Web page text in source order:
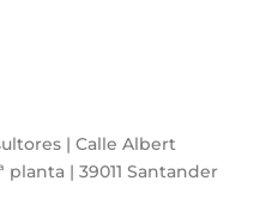
| Calle Albert
planta | 39011 Santander